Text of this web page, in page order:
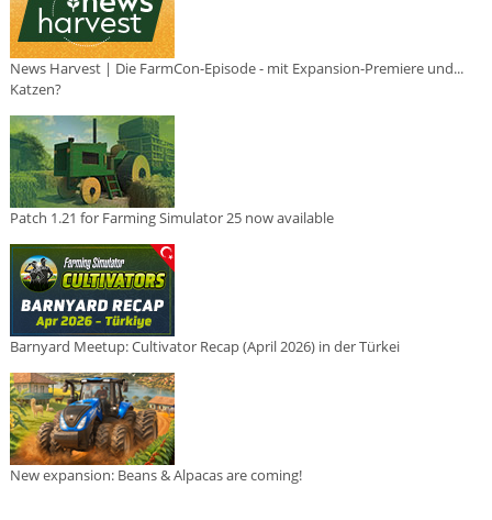
News Harvest | Die FarmCon-Episode - mit Expansion-Premiere und...
Katzen?
Patch 1.21 for Farming Simulator 25 now available
Barnyard Meetup: Cultivator Recap (April 2026) in der Türkei
New expansion: Beans & Alpacas are coming!